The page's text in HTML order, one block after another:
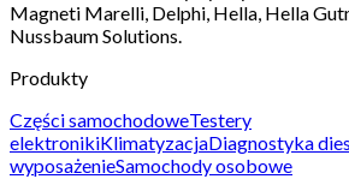
Magneti Marelli, Delphi, Hella, Hella
Nussbaum Solutions.
Produkty
Części samochodoweTestery
elektronikiKlimatyzacjaDiagnostyka
wyposażenieSamochody osobowe